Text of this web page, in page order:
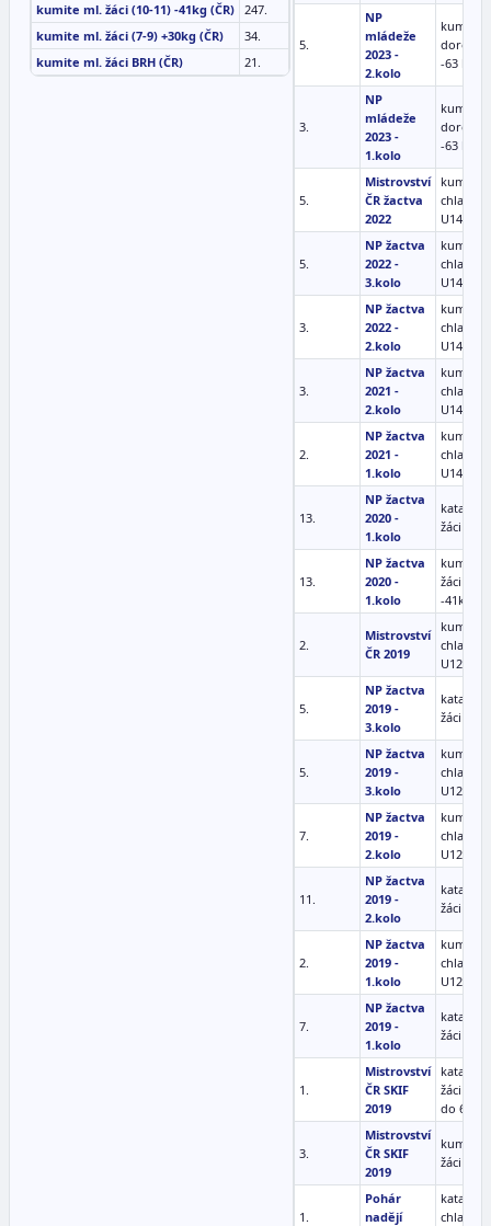
kumite ml. žáci (10-11) -41kg (ČR) 247.
kumite ml. žáci (7-9) +30kg (ČR)
34.
kumite ml. žáci BRH (ČR)
21.
5.
NP
mládeže
2023 -
2.kolo
kumite
-63 kg
3.
NP
mládeže
2023 -
1.kolo
kumite
-63 kg
5.
Mistrovství
ČR žactva
2022
kumite
chlapci
U14 -55
5.
NP žactva
2022 -
3.kolo
kumite
chlapci
U14 -55
3.
NP žactva
2022 -
2.kolo
kumite
chlapci
U14 -55
3.
NP žactva
2021 -
2.kolo
kumite
chlapci
U14 -45
2.
NP žactva
2021 -
1.kolo
kumite
chlapci
U14 -45
13.
NP žactva
2020 -
1.kolo
kata ml.
žáci (10-
13.
NP žactva
2020 -
1.kolo
kumite
žáci (10-
-41kg
2.
Mistrovství
ČR 2019
kumite
chlapci
U12 -35
5.
NP žactva
2019 -
3.kolo
kata ml.
žáci (10-
5.
NP žactva
2019 -
3.kolo
kumite
chlapci
U12 -35
7.
NP žactva
2019 -
2.kolo
kumite
chlapci
U12 -35
11.
NP žactva
2019 -
2.kolo
kata ml.
žáci (10-
2.
NP žactva
2019 -
1.kolo
kumite
chlapci
U12 -35
7.
NP žactva
2019 -
1.kolo
kata ml.
žáci (10-
1.
Mistrovství
ČR SKIF
2019
kata ml.
žáci (10-
do 6.
3.
Mistrovství
ČR SKIF
2019
kumite
žáci BRH
1.
Pohár
nadějí
kata
chlapci